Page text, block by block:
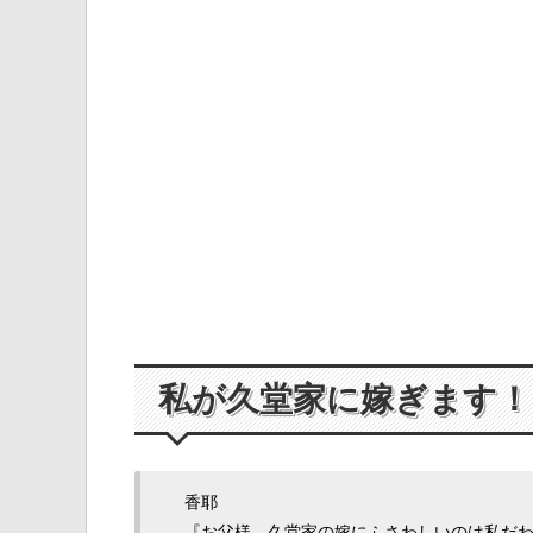
私が久堂家に嫁ぎます
香耶